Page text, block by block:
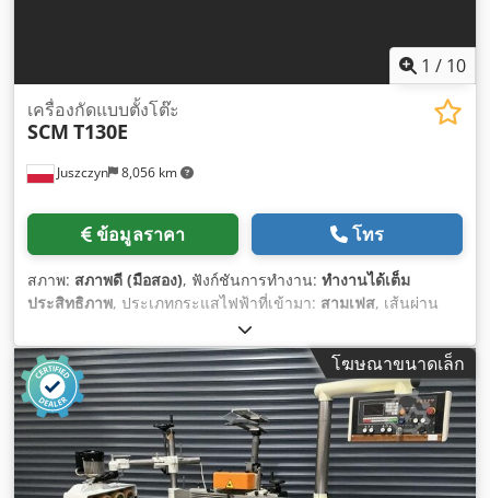
1 / 10
Juszczyn 8,056 km
เครื่องกัดแบบตั้งโต๊ะ
SCM T130E
ข้อมูลราคา โทร
สภาพ: สภาพดี (มือสอง), ฟังก์ชันการทำงาน: ทำงานได้เต็ม
ประสิทธิภาพ, ประเภทกระแสไฟฟ้าที่เข้ามา: สามเฟส, เส้นผ่าน
, ความเร็วรอบ (สูงสุด):
ความเร็วรอบ (ต่ำสุด):3,000 รอบ/นาที, ประเภทปรับระดับความ
สูง:ไฟฟ้า, ความยาวแกนเครื่องกัด:140 มม, โฆษณาขนาดเล็ก